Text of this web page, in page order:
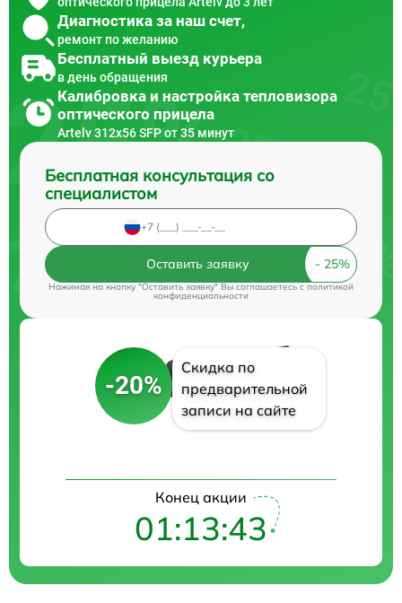
Диагностика за наш счет,
ремонт по желанию
Бесплатный выезд курьера
в день обращения
Калибровка и настройка тепловизора
оптического прицела
Artelv 312x56 SFP от 35 минут
Бесплатная консультация со
специалистом
Оставить заявку
Нажимая на кнопку "Оставить заявку" Вы соглашаетесь cполитикой
конфиденциальности
-20%
Скидка по
предварительной
записи на сайте
Конец акции
01:13:42